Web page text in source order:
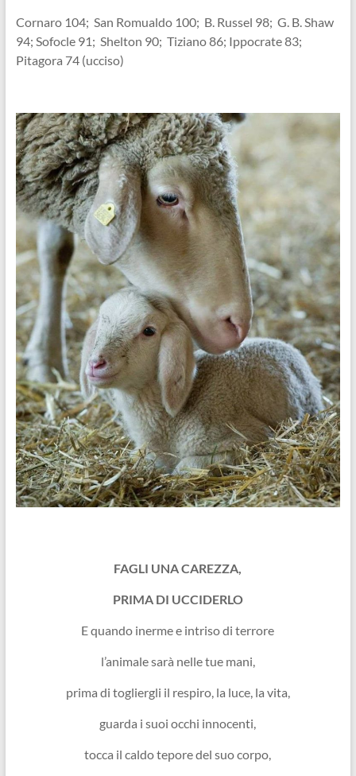
Cornaro 104; San Romualdo 100; B. Russel 98; G. B. Shaw
94; Sofocle 91; Shelton 90; Tiziano 86; Ippocrate 83;
Pitagora 74 (ucciso)
FAGLI UNA CAREZZA,
PRIMA DI UCCIDERLO
E quando inerme e intriso di terrore
l’animale sarà nelle tue mani,
prima di togliergli il respiro, la luce, la vita,
guarda i suoi occhi innocenti,
tocca il caldo tepore del suo corpo,